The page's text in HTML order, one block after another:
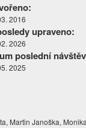
2016
upraveno:
2026
poslední
2025
Martin Janoška,